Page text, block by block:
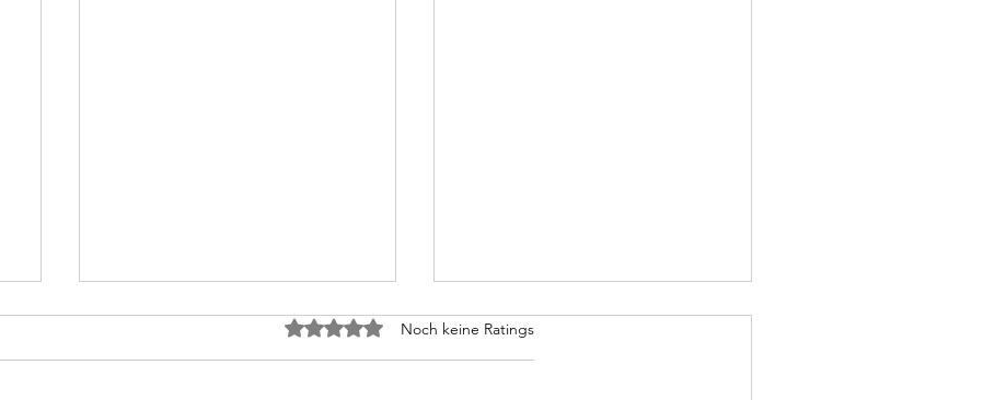
Tod & Auferstehung
Wenn mal wieder ein Bekannter
Mit 0 von 5 Sternen bewertet.
Noch keine Ratings